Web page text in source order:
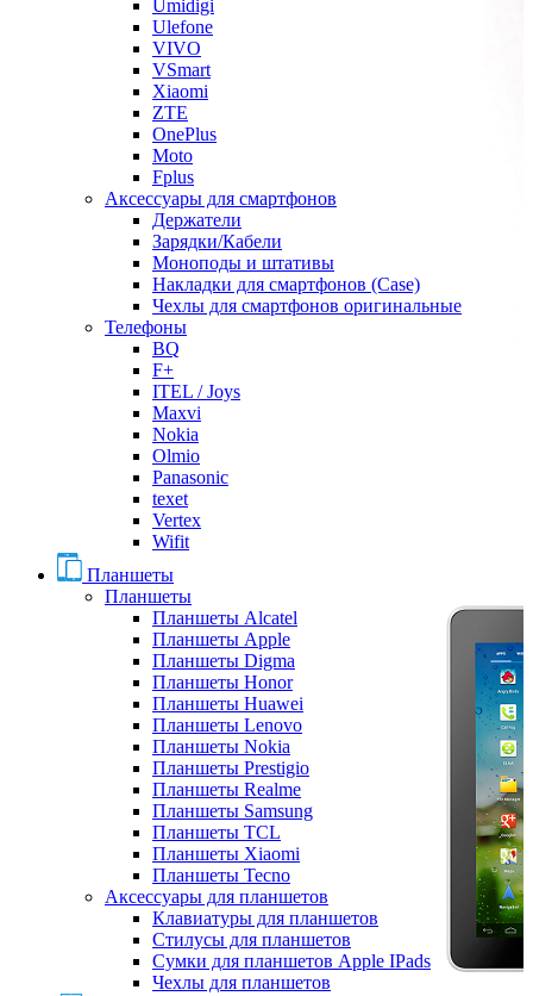
Umidigi
Ulefone
VIVO
VSmart
Xiaomi
ZTE
OnePlus
Moto
Fplus
Аксессуары для смартфонов
Держатели
Зарядки/Кабели
Моноподы и штативы
Накладки для смартфонов (Case)
Чехлы для смартфонов оригинальные
Телефоны
BQ
F+
ITEL / Joys
Maxvi
Nokia
Olmio
Panasonic
texet
Vertex
Wifit
Планшеты
Планшеты
Планшеты Alcatel
Планшеты Apple
Планшеты Digma
Планшеты Honor
Планшеты Huawei
Планшеты Lenovo
Планшеты Nokia
Планшеты Prestigio
Планшеты Realme
Планшеты Samsung
Планшеты TCL
Планшеты Xiaomi
Планшеты Tecno
Аксессуары для планшетов
Клавиатуры для планшетов
Стилусы для планшетов
Сумки для планшетов Apple IPads
Чехлы для планшетов